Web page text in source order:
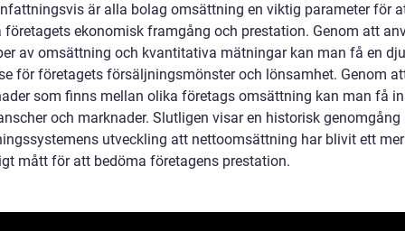
är alla bolag omsättning en viktig parameter för
företagets ekonomisk framgång och prestation. Genom att
av omsättning och kvantitativa mätningar kan man få en
för företagets försäljningsmönster och lönsamhet. Genom
som finns mellan olika företags omsättning kan man få
och marknader. Slutligen visar en historisk genomgång
utveckling att nettoomsättning har blivit ett mer
mått för att bedöma företagens prestation.